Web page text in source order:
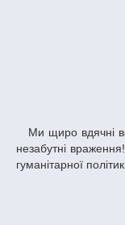
Ми щиро вдячні всім учасникам з різних регіонів України за участь у нашому фестивалі. Дякуємо усім причетним до цієї яскравої події за
незабутні
гуманітарної